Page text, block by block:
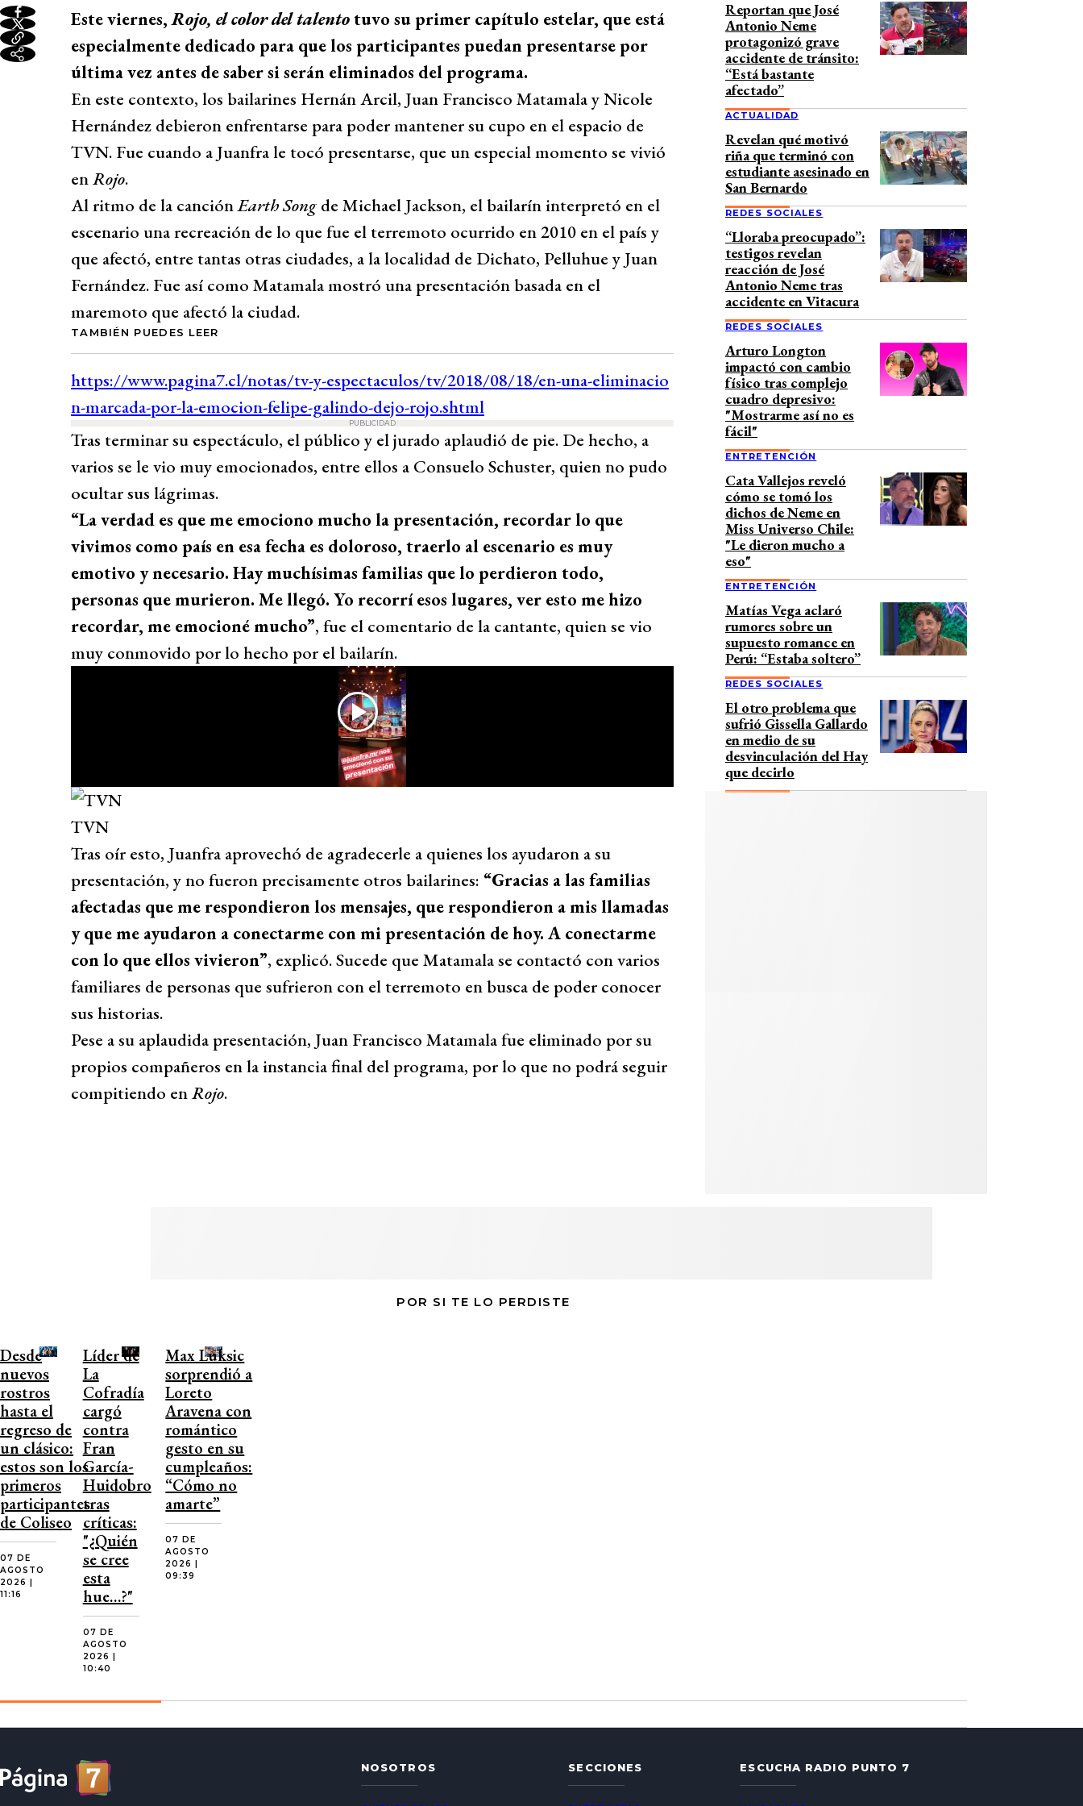
Este viernes,Rojo, el color del talentotuvo su primer capítulo estelar, que está
especialmente dedicado para que los participantes puedan presentarse por
última vez antes de saber si serán eliminados del programa.
En este contexto, los bailarines Hernán Arcil, Juan Francisco Matamala y Nicole
Hernández debieron enfrentarse para poder mantener su cupo en el espacio de
TVN. Fue cuando a Juanfra le tocó presentarse, que un especial momento se vivió
enRojo.
Al ritmo de la canciónEarth Songde Michael Jackson, el bailarín interpretó en el
escenario una recreación de lo que fue el terremoto ocurrido en 2010 en el país y
que afectó, entre tantas otras ciudades, a la localidad de Dichato, Pelluhue y Juan
Fernández. Fue así como Matamala mostró una presentación basada en el
maremoto que afectó la ciudad.
TAMBIÉN PUEDES LEER
PUBLICIDAD
Tras terminar su espectáculo, el público y el jurado aplaudió de pie. De hecho, a
varios se le vio muy emocionados, entre ellos a Consuelo Schuster, quien no pudo
ocultar sus lágrimas.
“La verdad es que me emociono mucho la presentación, recordar lo que
vivimos como país en esa fecha es doloroso, traerlo al escenario es muy
emotivo y necesario. Hay muchísimas familias que lo perdieron todo,
personas que murieron. Me llegó. Yo recorrí esos lugares, ver esto me hizo
recordar, me emocioné mucho”, fue el comentario de la cantante, quien se vio
muy conmovido por lo hecho por el bailarín.
TVN
Tras oír esto, Juanfra aprovechó de agradecerle a quienes los ayudaron a su
presentación, y no fueron precisamente otros bailarines: “Gracias a las familias
afectadas que me respondieron los mensajes, que respondieron a mis llamadas
y que me ayudaron a conectarme con mi presentación de hoy. A conectarme
con lo que ellos vivieron”, explicó. Sucede que Matamala se contactó con varios
familiares de personas que sufrieron con el terremoto en busca de poder conocer
sus historias.
Pese a su aplaudida presentación, Juan Francisco Matamala fue eliminado por su
propios compañeros en la instancia final del programa, por lo que no podrá seguir
compitiendo enRojo.
Reportan que José
Antonio Neme
protagonizó grave
accidente de tránsito:
“Está bastante
afectado”
ACTUALIDAD
Revelan qué motivó
riña que terminó con
estudiante asesinado en
San Bernardo
REDES SOCIALES
“Lloraba preocupado”:
testigos revelan
reacción de José
Antonio Neme tras
accidente en Vitacura
REDES SOCIALES
Arturo Longton
impactó con cambio
físico tras complejo
cuadro depresivo:
"Mostrarme así no es
fácil"
ENTRETENCIÓN
Cata Vallejos reveló
cómo se tomó los
dichos de Neme en
Miss Universo Chile:
"Le dieron mucho a
eso"
ENTRETENCIÓN
Matías Vega aclaró
rumores sobre un
supuesto romance en
Perú: “Estaba soltero”
REDES SOCIALES
El otro problema que
sufrió Gissella Gallardo
en medio de su
desvinculación del Hay
que decirlo
POR SI TE LO PERDISTE
Desde
nuevos
rostros
hasta el
regreso de
un clásico:
estos son los
primeros
participantes
de Coliseo
07 DE
AGOSTO
2026 |
11:16
Líder de
La
Cofradía
cargó
contra
Fran
García-
Huidobro
tras
críticas:
"¿Quién
se cree
esta
hue…?"
07 DE
AGOSTO
2026 |
10:40
Max Luksic
sorprendió a
Loreto
Aravena con
romántico
gesto en su
cumpleaños:
“Cómo no
amarte”
07 DE
AGOSTO
2026 |
09:39
NOSOTROS SECCIONES ESCUCHA RADIO PUNTO 7